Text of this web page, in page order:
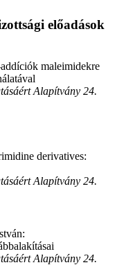
előadások
maleimidekre
Alapítvány 24.
derivatives:
Alapítvány 24.
Alapítvány 24.